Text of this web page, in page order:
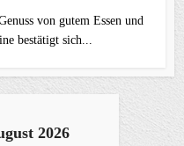
von gutem Essen und
bestätigt sich...
2026